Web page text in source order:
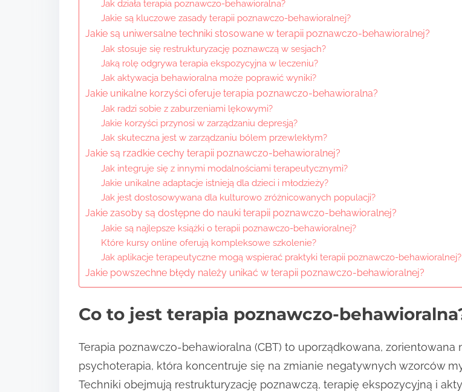
Jak działa terapia poznawczo-behawioralna?
Jakie są kluczowe zasady terapii poznawczo-behawioralnej?
Jakie są uniwersalne techniki stosowane w terapii poznawczo-behawioralnej?
Jak stosuje się restrukturyzację poznawczą w sesjach?
Jaką rolę odgrywa terapia ekspozycyjna w leczeniu?
Jak aktywacja behawioralna może poprawić wyniki?
Jakie unikalne korzyści oferuje terapia poznawczo-behawioralna?
Jak radzi sobie z zaburzeniami lękowymi?
Jakie korzyści przynosi w zarządzaniu depresją?
Jak skuteczna jest w zarządzaniu bólem przewlekłym?
Jakie są rzadkie cechy terapii poznawczo-behawioralnej?
Jak integruje się z innymi modalnościami terapeutycznymi?
Jakie unikalne adaptacje istnieją dla dzieci i młodzieży?
Jak jest dostosowywana dla kulturowo zróżnicowanych populacji?
Jakie zasoby są dostępne do nauki terapii poznawczo-behawioralnej?
Jakie są najlepsze książki o terapii poznawczo-behawioralnej?
Które kursy online oferują kompleksowe szkolenie?
Jak aplikacje terapeutyczne mogą wspierać praktyki terapii poznawczo-behawioralnej?
Jakie powszechne błędy należy unikać w terapii poznawczo-behawioralnej?
Co to jest terapia poznawczo-
Terapia poznawczo-behawioralna (CBT) to uporządkowana, zorientowana
psychoterapia, która koncentruje się na zmianie negatywnych wzorców
Techniki obejmują restrukturyzację poznawczą, terapię ekspozycyjną i